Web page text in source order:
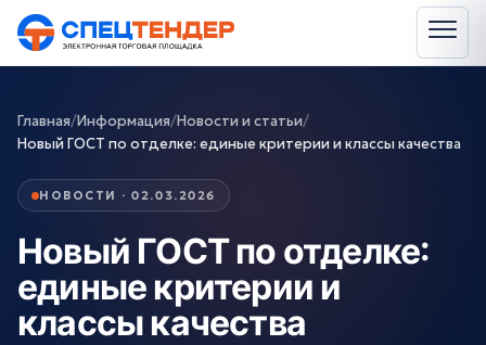
Главная/Информация/Новости и статьи/
Новый ГОСТ по отделке: единые критерии и классы качества
НОВОСТИ · 02.03.2026
Новый ГОСТ по отделке:
единые критерии и
классы качества